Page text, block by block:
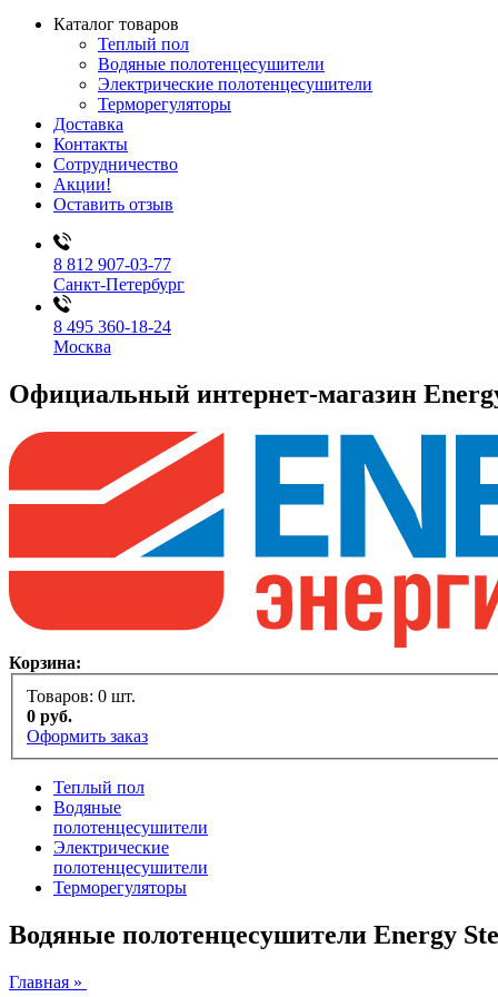
Каталог товаров
Теплый пол
Водяные полотенцесушители
Электрические полотенцесушители
Терморегуляторы
Доставка
Контакты
Сотрудничество
Акции!
Оставить отзыв
8 812 907-03-77
Санкт-Петербург
8 495 360-18-24
Москва
Официальный интернет-магазин
Корзина:
Товаров: 0 шт.
0 руб.
Оформить заказ
Теплый пол
Водяные
полотенцесушители
Электрические
полотенцесушители
Терморегуляторы
Водяные полотенцесушители Energy
Главная »